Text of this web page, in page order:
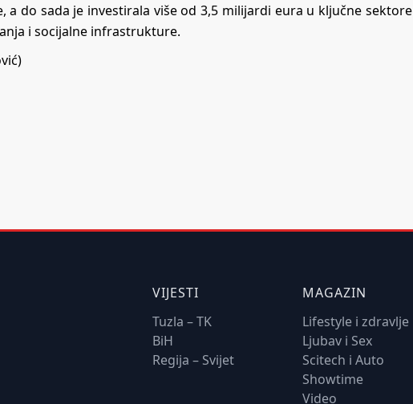
a do sada je investirala više od 3,5 milijardi eura u ključne sektore
i socijalne infrastrukture.
VIJESTI
Tuzla – TK
BiH
Regija – Svijet
MAGAZIN
Lifestyle i zdravlje
Ljubav i Sex
Scitech i Auto
Showtime
Video